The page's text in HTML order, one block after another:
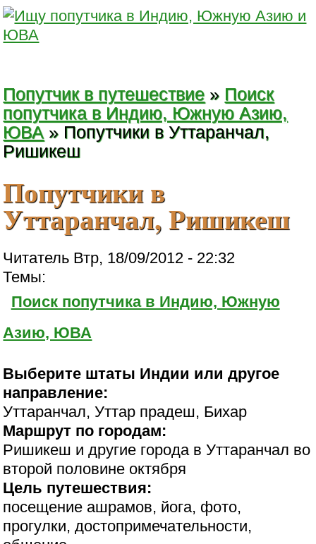
Попутчик в путешествие » Поиск
попутчика в Индию, Южную Азию,
ЮВА » Попутчики в Уттаранчал,
Ришикеш
Попутчики в
Уттаранчал, Ришикеш
Читатель Втр, 18/09/2012 - 22:32
Темы:
Поиск попутчика в Индию, Южную
Азию, ЮВА
Выберите штаты Индии или другое
направление:
Уттаранчал, Уттар прадеш, Бихар
Маршрут по городам:
Ришикеш и другие города в Уттаранчал во
второй половине октября
Цель путешествия:
посещение ашрамов, йога, фото,
прогулки, достопримечательности,